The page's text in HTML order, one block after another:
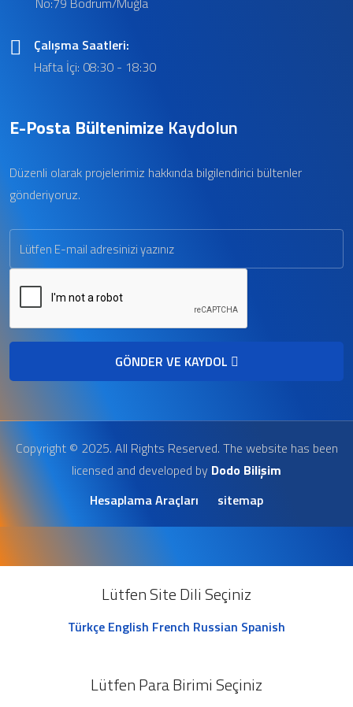
Çalışma Saatleri:
Hafta İçi: 08:30 - 18:30
E-Posta Bültenimize Kaydolun
Düzenli olarak projelerimiz hakkında bilgilendirici bültenler
gönderiyoruz.
GÖNDER VE KAYDOL
Copyright © 2025. All Rights Reserved. The website has been
licensed and developed by Dodo Bilişim
Hesaplama Araçları
sitemap
Lütfen Site Dili Seçiniz
Türkçe English French Russian Spanish
Lütfen Para Birimi Seçiniz